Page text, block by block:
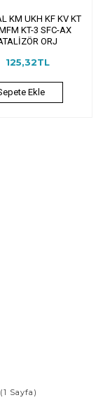
KM UKH KF KV KT
KT-3 SFC-AX
ORJ
125,32TL
Ekle
Sayfa)